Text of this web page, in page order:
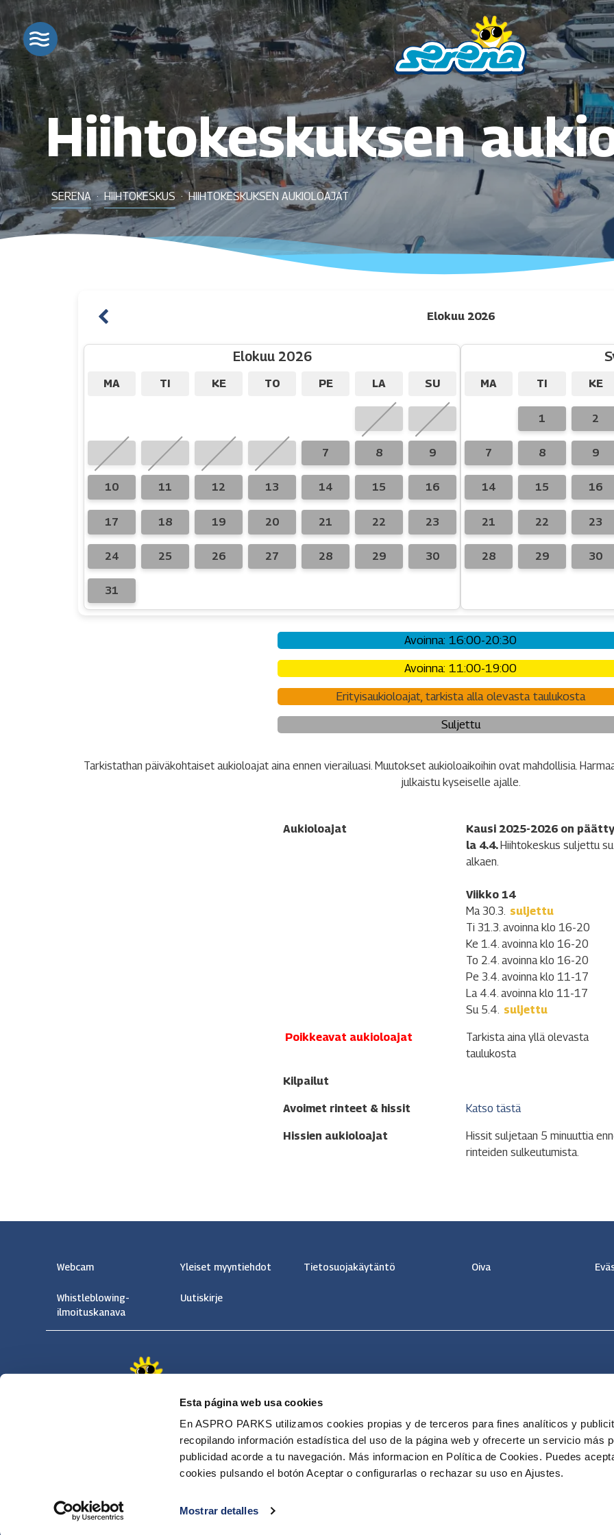
Esta página web usa cookies
En ASPRO PARKS utilizamos cookies propias y de terceros para fines analíticos y
recopilando información estadística del uso de la página web y ofrecerte un servicio más
publicidad acorde a tu navegación. Más informacion en Política de Cookies. Puedes
cookies pulsando el botón Aceptar o configurarlas o rechazar su uso en Ajustes.
Mostrar detalles
Hiihtokeskuksen
SERENA HIIHTOKESKUS HIIHTOKESKUKSEN AUKIOLOAJAT
Elokuu 2026
Elokuu 2026
MA TI KE TO PE LA SU
1 2
3 4 5 6 7 8 9
10 11 12 13 14 15 16
17 18 19 20 21 22 23
24 25 26 27 28 29 30
31
MA TI KE
1 2
7 8 9
14 15 16
21 22 23
28 29 30
Avoinna: 16:00-20:30
Avoinna: 11:00-19:00
Erityisaukioloajat, tarkista alla olevasta taulukosta
Suljettu
Tarkistathan päiväkohtaiset aukioloajat aina ennen vierailuasi. Muutokset aukioloaikoihin ovat mahdollisia.
julkaistu kyseiselle ajalle.
Aukioloajat
Kausi 2025-2026 on
la 4.4.Hiihtokeskus suljettu
alkaen.
Viikko 14
Ma 30.3. suljettu
Ti 31.3. avoinna klo 16-20
Ke 1.4. avoinna klo 16-20
To 2.4. avoinna klo 16-20
Pe 3.4. avoinna klo 11-17
La 4.4. avoinna klo 11-17
Su 5.4. suljettu
Poikkeavat aukioloajat
Tarkista aina yllä olevasta
taulukosta
Kilpailut
Avoimet rinteet & hissit Katso tästä
Hissien aukioloajat
Hissit suljetaan 5 minuuttia
rinteiden sulkeutumista.
Webcam Yleiset myyntiehdot Tietosuojakäytäntö
Whistleblowing-
ilmoituskanava
Uutiskirje
Oiva
info.serena@puuhagroup.com